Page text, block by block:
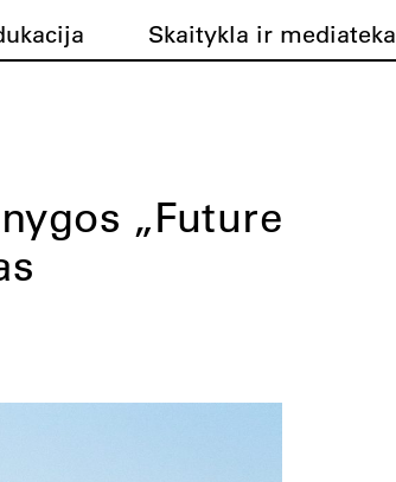
Skaitykla ir mediateka
„Future